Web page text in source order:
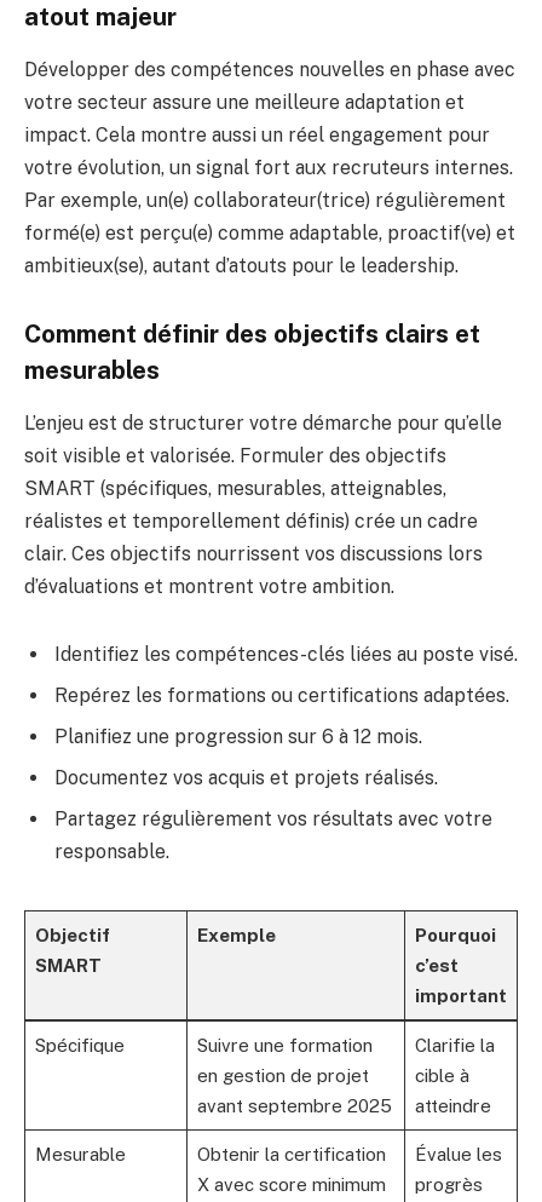
atout majeur
Développer des compétences nouvelles en phase avec
votre secteur assure une meilleure adaptation et
impact. Cela montre aussi un réel engagement pour
votre évolution, un signal fort aux recruteurs internes.
Par exemple, un(e) collaborateur(trice) régulièrement
formé(e) est perçu(e) comme adaptable, proactif(ve) et
ambitieux(se), autant d’atouts pour le leadership.
Comment définir des objectifs clairs et
mesurables
L’enjeu est de structurer votre démarche pour qu’elle
soit visible et valorisée. Formuler des objectifs
SMART (spécifiques, mesurables, atteignables,
réalistes et temporellement définis) crée un cadre
clair. Ces objectifs nourrissent vos discussions lors
d’évaluations et montrent votre ambition.
Identifiez les compétences-clés liées au poste visé.
Repérez les formations ou certifications adaptées.
Planifiez une progression sur 6 à 12 mois.
Documentez vos acquis et projets réalisés.
Partagez régulièrement vos résultats avec votre
responsable.
Objectif
SMART
Exemple
Pourquoi
c’est
important
Spécifique
Suivre une formation
en gestion de projet
avant septembre 2025
Clarifie la
cible à
atteindre
Mesurable
Obtenir la certification
X avec score minimum
Évalue les
progrès